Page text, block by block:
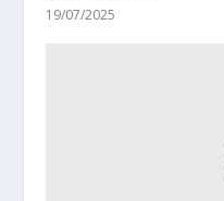
19/07/2025